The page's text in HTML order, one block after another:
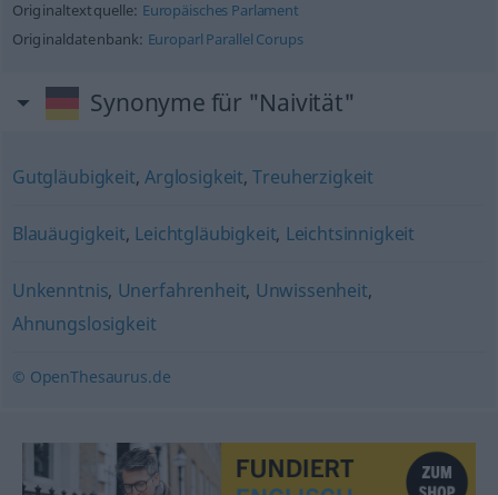
Originaltextquelle: Europäisches Parlament
Originaldatenbank: Europarl Parallel Corups
Synonyme für "Naivität"
Gutgläubigkeit, Arglosigkeit,Treuherzigkeit
Blauäugigkeit, Leichtgläubigkeit, Leichtsinnigkeit
Unkenntnis, Unerfahrenheit, Unwissenheit,
Ahnungslosigkeit
© OpenThesaurus.de